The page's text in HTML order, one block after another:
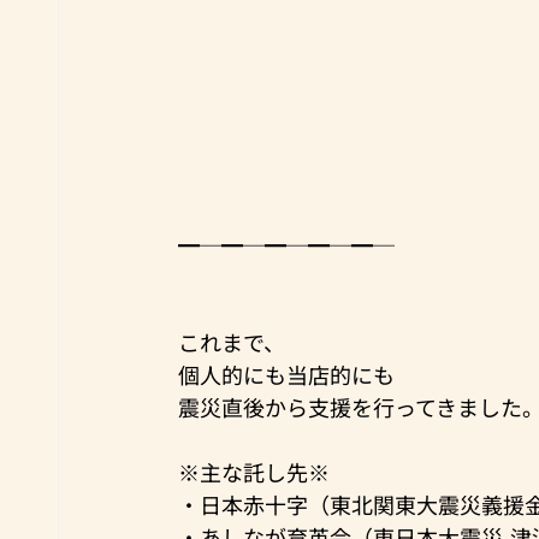
━─━─━─━─━─
これまで、
個人的にも当店的にも
震災直後から支援を行ってきました。
※主な託し先※
・日本赤十字（東北関東大震災義援金